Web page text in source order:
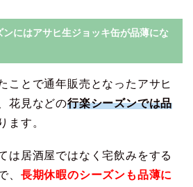
にはアサヒ生ジョッキ缶が品薄にな
ことで通年販売となったアサヒ
花見などの行楽シーズンでは品
ます。
は居酒屋ではなく宅飲みをする
、 長期休暇のシーズンも品薄に